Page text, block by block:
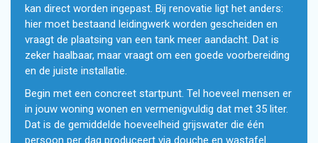
kan direct worden ingepast. Bij renovatie ligt het anders:
hier moet bestaand leidingwerk worden gescheiden en
vraagt de plaatsing van een tank meer aandacht. Dat is
zeker haalbaar, maar vraagt om een goede voorbereiding
en de juiste installatie.
Begin met een concreet startpunt. Tel hoeveel mensen er
in jouw woning wonen en vermenigvuldig dat met 35 liter.
Dat is de gemiddelde hoeveelheid grijswater die één
persoon per dag produceert via douche en wastafel.